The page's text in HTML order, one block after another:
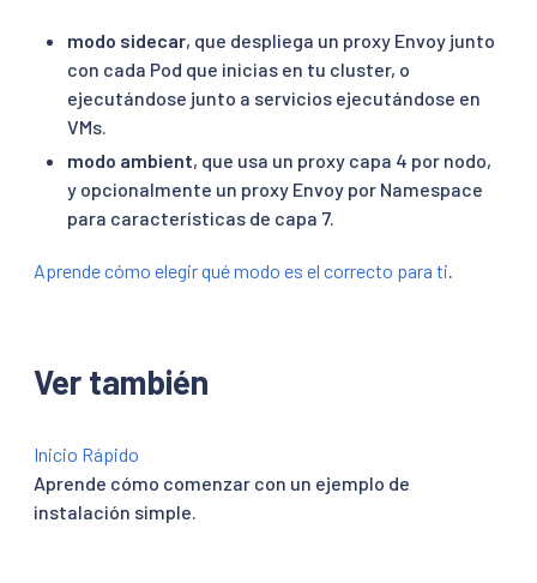
modo sidecar, que despliega un proxy Envoy junto
con cada Pod que inicias en tu cluster, o
ejecutándose junto a servicios ejecutándose en
VMs.
modo ambient, que usa un proxy capa 4 por nodo,
y opcionalmente un proxy Envoy por Namespace
para características de capa 7.
Aprende cómo elegir qué modo es el correcto para ti
Ver también
Inicio Rápido
Aprende cómo comenzar con un ejemplo de
instalación simple.